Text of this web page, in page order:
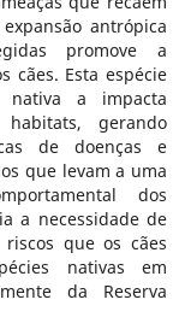
antrópica
promove a
cães. Esta espécie
a impacta
gerando
de doenças e
que levam a uma
dos
a necessidade de
que os cães
nativas em
da Reserva